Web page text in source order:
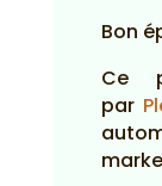
Bon
Ce
par